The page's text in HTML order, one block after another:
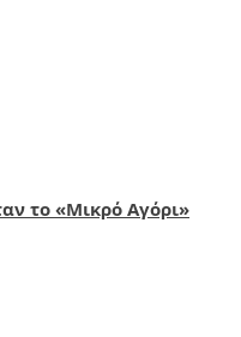
το «Μικρό Αγόρι»